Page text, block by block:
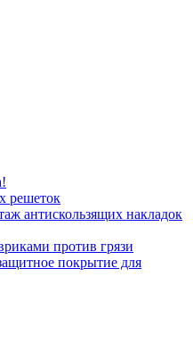
решеток
антискользящих накладок
против грязи
покрытие для